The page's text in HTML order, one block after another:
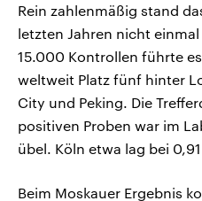
Rein zahlenmäßig stand
letzten Jahren nicht
15.000 Kontrollen führte
weltweit Platz fünf hinter
City und Peking. Die
positiven Proben war im
übel. Köln etwa lag bei
Beim Moskauer Ergebnis